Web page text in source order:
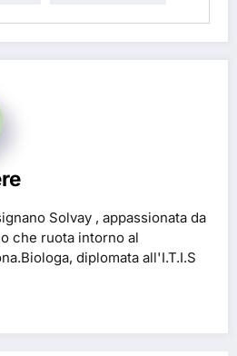
Solvay , appassionata da
che ruota intorno al
diplomata all'I.T.I.S